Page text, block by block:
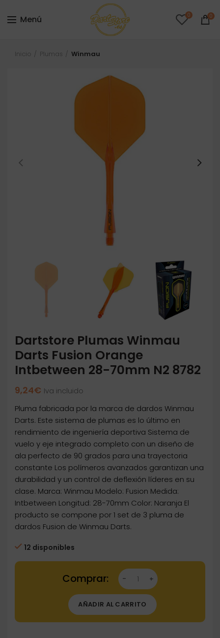
Menú 0 0
Inicio Plumas Winmau
Dartstore Plumas Winmau
Darts Fusion Orange
Intbetween 28-70mm N2 8782
9,24€ Iva incluido
Pluma fabricada por la marca de dardos Winmau
Darts. Este sistema de plumas es lo último en
rendimiento de ingeniería deportiva Sistema de
vuelo y eje integrado completo con un diseño de
ala perfecto de 90 grados para una trayectoria
constante Los polímeros avanzados garantizan una
durabilidad y un control de deflexión líderes en su
clase. Marca: Winmau Modelo: Fusion Medida:
Intbetween Longitud: 28-70mm Color: Naranja El
producto se compone por 1 set de 3 pluma de
dardos Fusion de Winmau Darts.
12 disponibles
Dartstore Plumas Winmau Darts Fusion
AÑADIR AL CARRITO